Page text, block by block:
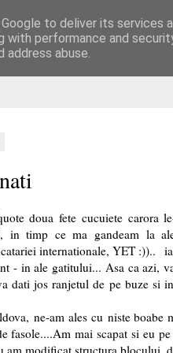
doua fete cucuiete carora
in timp ce ma gandeam la
internationale, YET :))..
- in ale gatitului... Asa ca azi,
dati jos ranjetul de pe buze si
ne-am ales cu niste boabe
fasole....Am mai scapat si eu
am modificat structura blocului,
to deliver its services
with performance and
abuse.